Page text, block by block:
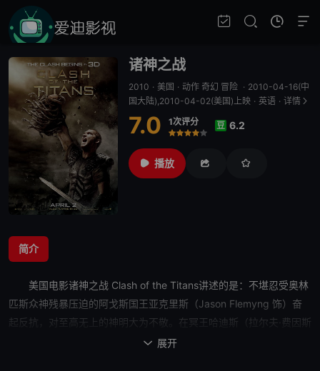
诸神之战
2010 · 美国 · 动作 奇幻 冒险 · 2010-04-16(中
国大陆),2010-04-02(美国)上映 · 英语 · 详情
7.0 1次评分
很差
较差
还行推荐力荐
豆 6.2
播放
简介
美国电影诸神之战 Clash of the Titans讲述的是：不堪忍受奥林
匹斯众神残暴压迫的阿戈斯国王亚克里斯（Jason Flemyng 饰）奋
起反抗，对至高无上的神明大为不敬。在冥王哈迪斯（拉尔夫·费因斯
Ralph Fiennes 饰）的怂恿下，天神宙斯（连姆·尼森 Liam Neeson
 展开